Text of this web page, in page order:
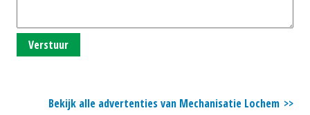
Verstuur
Bekijk alle advertenties van Mechanisatie Lochem